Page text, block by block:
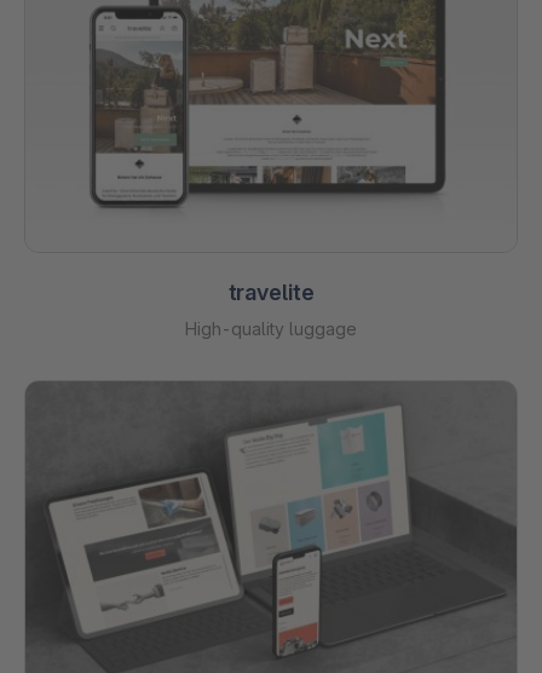
travelite
High-quality luggage